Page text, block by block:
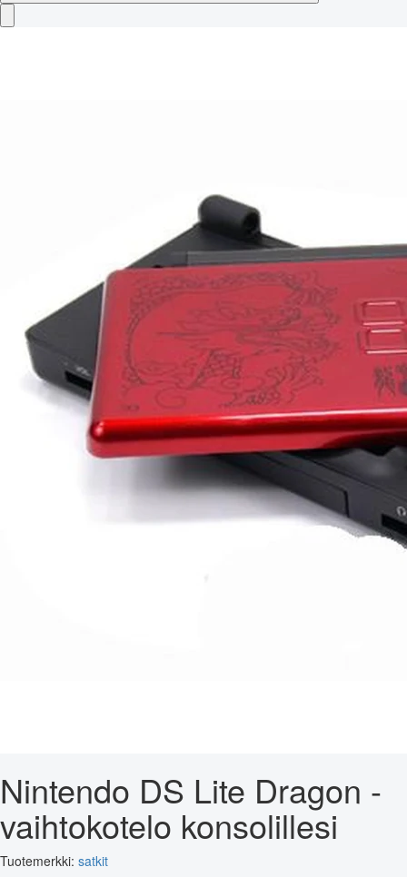
Nintendo DS Lite Dragon -
vaihtokotelo konsolillesi
Tuotemerkki: satkit